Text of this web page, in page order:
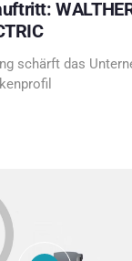
schärft das